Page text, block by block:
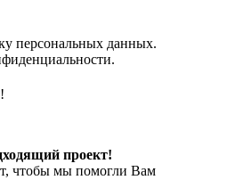
персональных данных.
проект!
чтобы мы помогли Вам